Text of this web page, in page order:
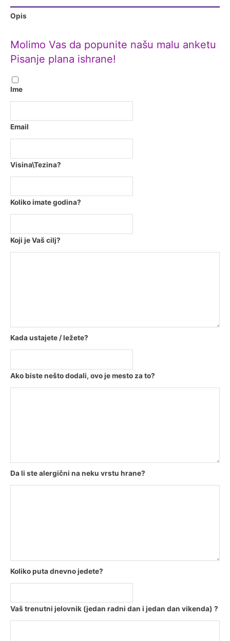
ishrane
količina
Opis
Molimo Vas da popunite našu malu anketu
Pisanje plana ishrane!
Ime
Email
Visina\Tezina?
Koliko imate godina?
Koji je Vaš cilj?
Kada ustajete / ležete?
Ako biste nešto dodali, ovo je mesto za to?
Da li ste alergični na neku vrstu hrane?
Koliko puta dnevno jedete?
Vaš trenutni jelovnik (jedan radni dan i jedan dan vikenda) ?